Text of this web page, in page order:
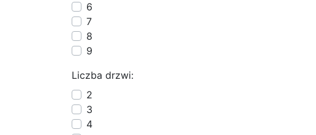
6
7
8
9
Liczba drzwi:
2
3
4